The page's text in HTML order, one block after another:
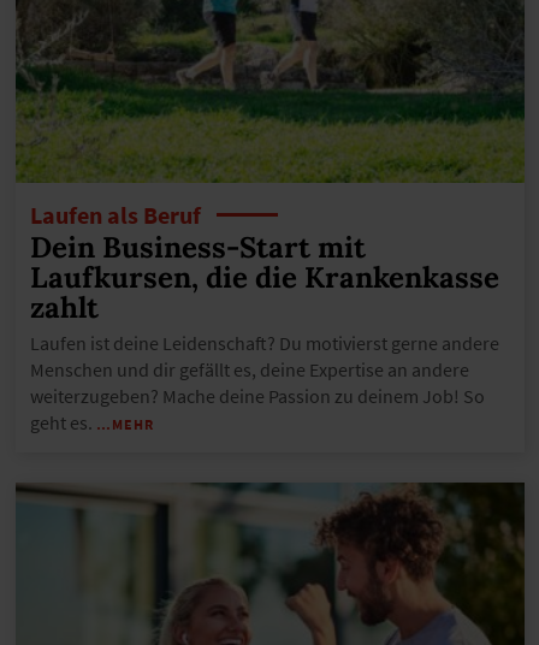
Laufen als Beruf
Dein Business-Start mit
Laufkursen, die die Krankenkasse
zahlt
Laufen ist deine Leidenschaft? Du motivierst gerne andere
Menschen und dir gefällt es, deine Expertise an andere
weiterzugeben? Mache deine Passion zu deinem Job! So
geht es. …MEHR